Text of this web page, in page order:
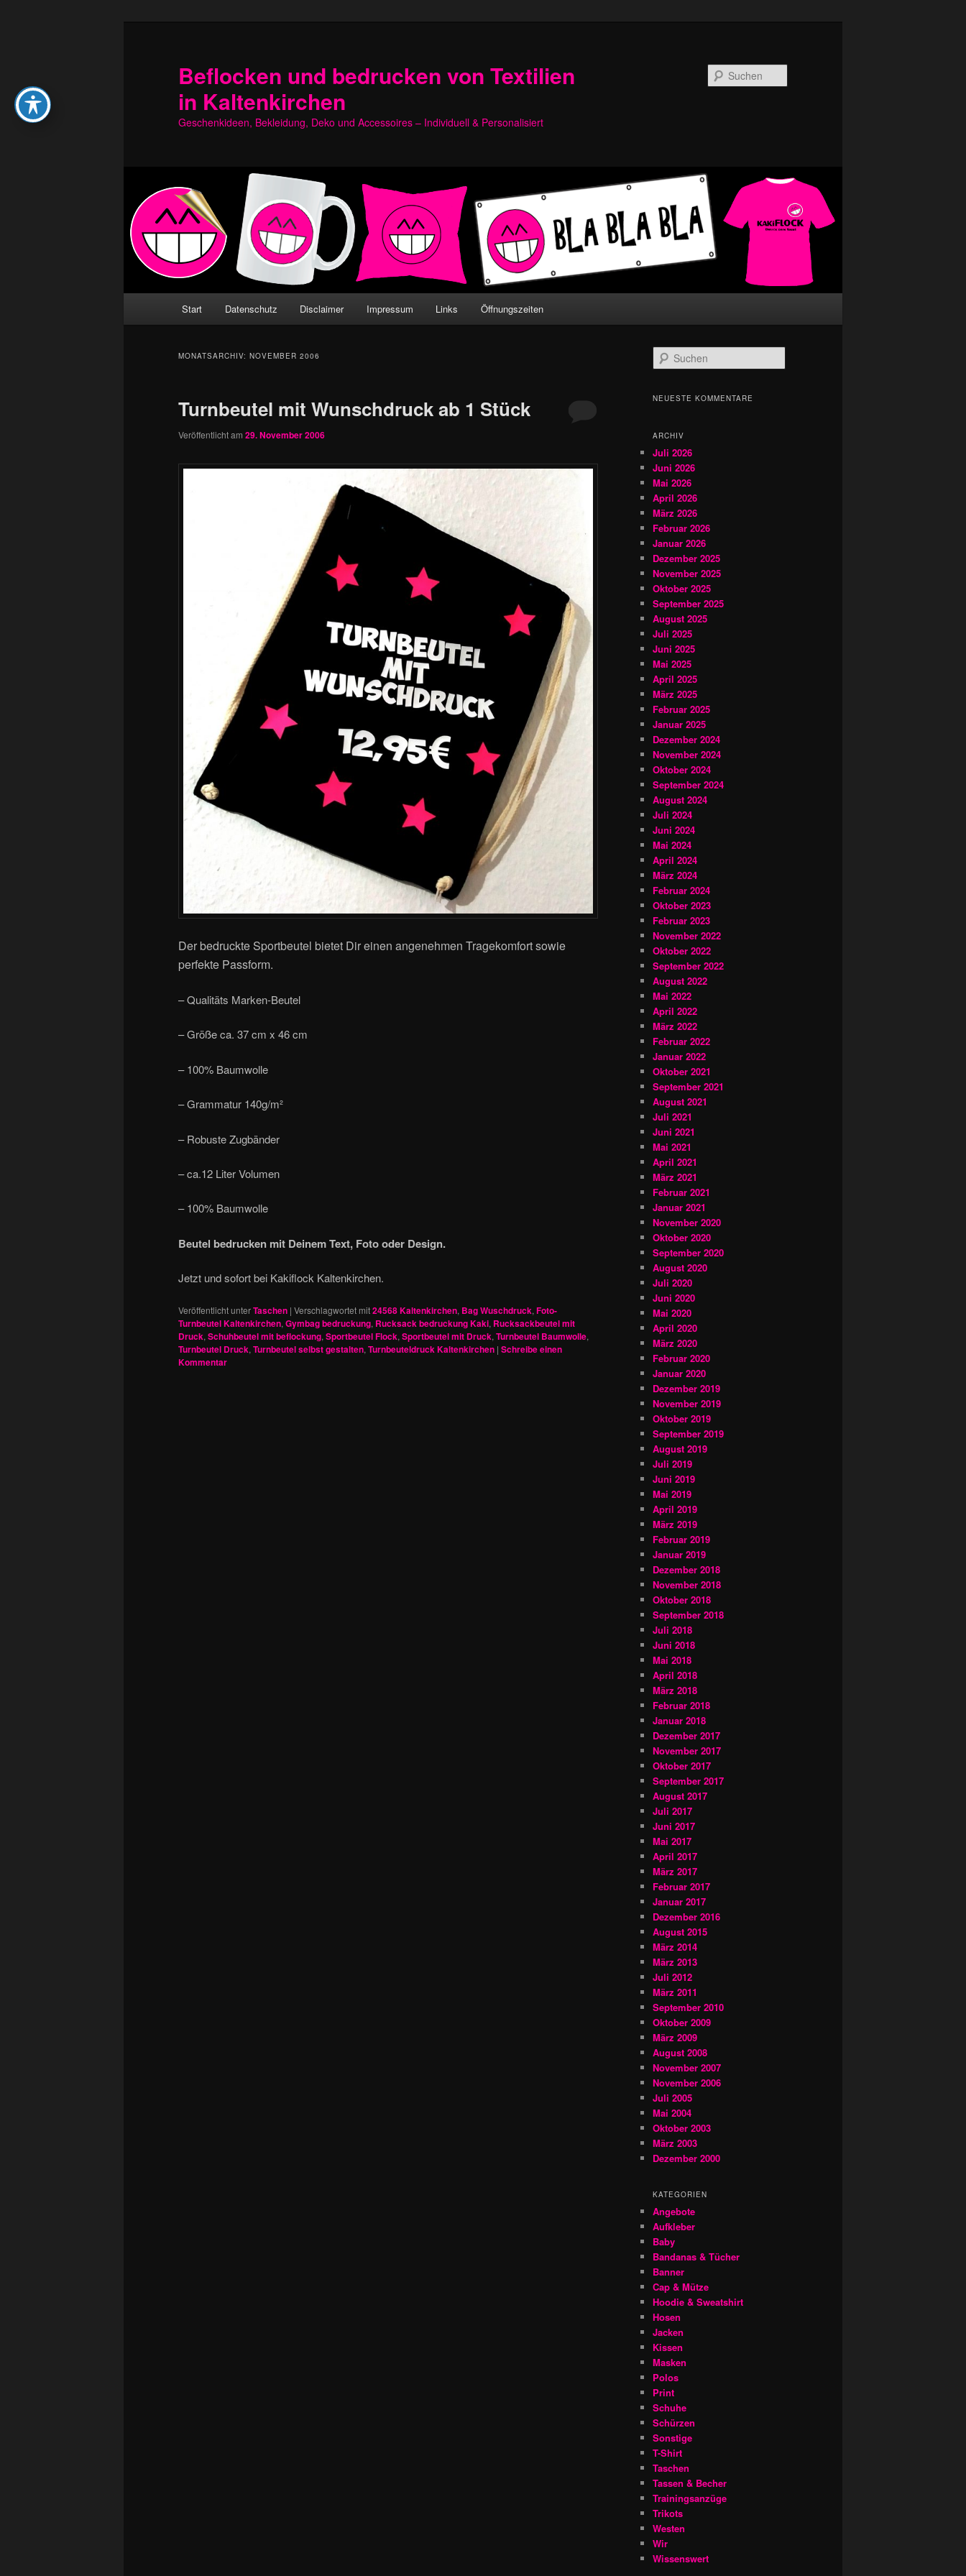
Beflocken und bedrucken von Textilien
in Kaltenkirchen
Geschenkideen, Bekleidung, Deko und Accessoires – Individuell & Personalisiert
Start Datenschutz Disclaimer Impressum Links Öffnungszeiten
MONATSARCHIV: NOVEMBER 2006
Turnbeutel mit Wunschdruck ab 1 Stück
Veröffentlicht am 29. November 2006
Der bedruckte Sportbeutel bietet Dir einen angenehmen Tragekomfort sowie
perfekte Passform.
– Qualitäts Marken-Beutel
– Größe ca. 37 cm x 46 cm
– 100% Baumwolle
– Grammatur 140g/m²
– Robuste Zugbänder
– ca.12 Liter Volumen
– 100% Baumwolle
Beutel bedrucken mit Deinem Text, Foto oder Design.
Jetzt und sofort bei Kakiflock Kaltenkirchen.
Veröffentlicht unterTaschen | Verschlagwortet mit24568 Kaltenkirchen, Bag Wuschdruck,Foto-
Turnbeutel Kaltenkirchen,Gymbag bedruckung, Rucksack bedruckung Kaki, Rucksackbeutel mit
Druck,Schuhbeutel mit beflockung,Sportbeutel Flock,Sportbeutel mit Druck,Turnbeutel Baumwolle,
Turnbeutel Druck,Turnbeutel selbst gestalten,Turnbeuteldruck Kaltenkirchen | Schreibe einen
Kommentar
u
h
NEUESTE KOMMENTARE
ARCHIV
Juli 2026
Juni 2026
Mai 2026
April 2026
März 2026
Februar 2026
Januar 2026
Dezember 2025
November 2025
Oktober 2025
September 2025
August 2025
Juli 2025
Juni 2025
Mai 2025
April 2025
März 2025
Februar 2025
Januar 2025
Dezember 2024
November 2024
Oktober 2024
September 2024
August 2024
Juli 2024
Juni 2024
Mai 2024
April 2024
März 2024
Februar 2024
Oktober 2023
Februar 2023
November 2022
Oktober 2022
September 2022
August 2022
Mai 2022
April 2022
März 2022
Februar 2022
Januar 2022
Oktober 2021
September 2021
August 2021
Juli 2021
Juni 2021
Mai 2021
April 2021
März 2021
Februar 2021
Januar 2021
November 2020
Oktober 2020
September 2020
August 2020
Juli 2020
Juni 2020
Mai 2020
April 2020
März 2020
Februar 2020
Januar 2020
Dezember 2019
November 2019
Oktober 2019
September 2019
August 2019
Juli 2019
Juni 2019
Mai 2019
April 2019
März 2019
Februar 2019
Januar 2019
Dezember 2018
November 2018
Oktober 2018
September 2018
Juli 2018
Juni 2018
Mai 2018
April 2018
März 2018
Februar 2018
Januar 2018
Dezember 2017
November 2017
Oktober 2017
September 2017
August 2017
Juli 2017
Juni 2017
Mai 2017
April 2017
März 2017
Februar 2017
Januar 2017
Dezember 2016
August 2015
März 2014
März 2013
Juli 2012
März 2011
September 2010
Oktober 2009
März 2009
August 2008
November 2007
November 2006
Juli 2005
Mai 2004
Oktober 2003
März 2003
Dezember 2000
KATEGORIEN
Angebote
Aufkleber
Baby
Bandanas & Tücher
Banner
Cap & Mütze
Hoodie & Sweatshirt
Hosen
Jacken
Kissen
Masken
Polos
Print
Schuhe
Schürzen
Sonstige
T-Shirt
Taschen
Tassen & Becher
Trainingsanzüge
Trikots
Westen
Wir
Wissenswert